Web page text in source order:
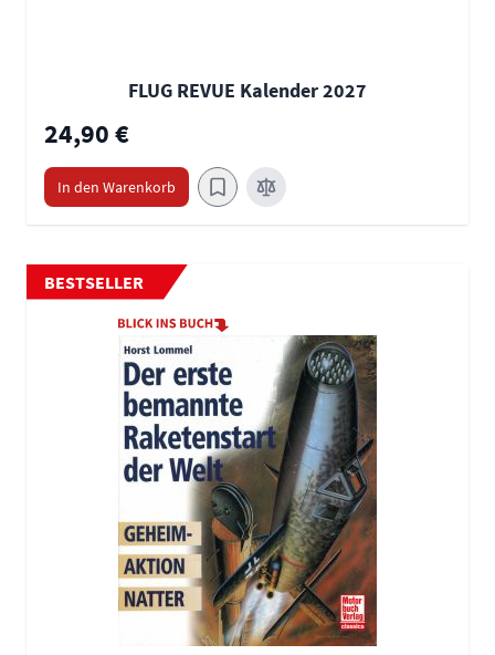
FLUG REVUE Kalender 2027
24,90 €
In den Warenkorb
BESTSELLER